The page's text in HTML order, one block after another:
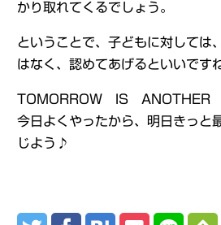
かり取れてくるでしょう。
ということで、子どもに対しては
はなく、認めてあげるといいです
TOMORROW IS ANOTHER
今日よくやったから、明日きっと
じよう♪